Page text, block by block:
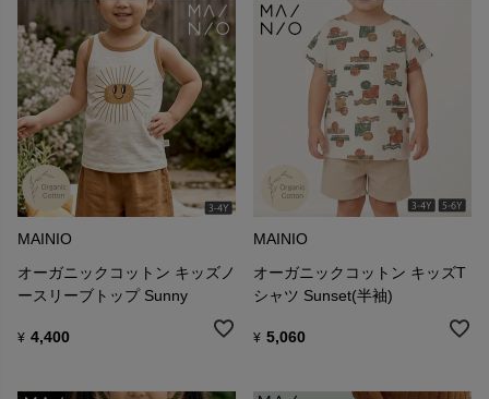
MAINIO
オーガニックコットン キッズノ
ースリーブトップ Sunny
¥ 4,400
MAINIO
オーガニックコットン キッズT
シャツ Sunset(半袖)
¥ 5,060